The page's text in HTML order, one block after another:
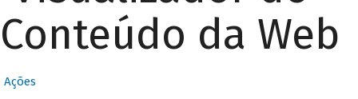
Conteúdo da Web
Ações